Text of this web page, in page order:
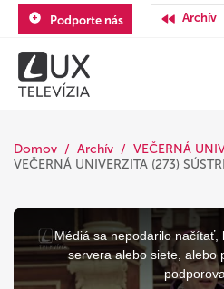
Podporte nás Archív
Domov Archív
VEČERNÁ
VEČERNÁ UNIVERZITA (273)
This
modal
window.
Médiá sa nepodarilo načítať,
servera alebo siete, alebo